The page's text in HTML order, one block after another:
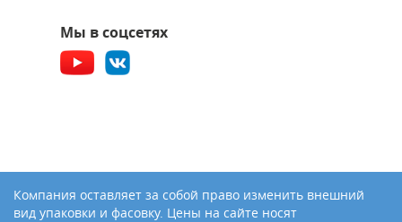
Мы в соцсетях
Компания оставляет за собой право изменить внешний
вид упаковки и фасовку. Цены на сайте носят